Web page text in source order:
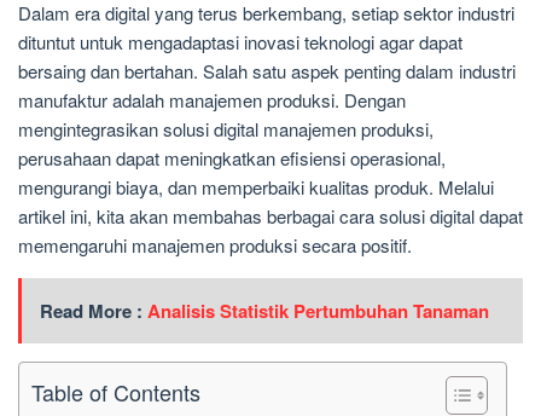
Dalam era digital yang terus berkembang, setiap sektor industri
dituntut untuk mengadaptasi inovasi teknologi agar dapat
bersaing dan bertahan. Salah satu aspek penting dalam industri
manufaktur adalah manajemen produksi. Dengan
mengintegrasikan solusi digital manajemen produksi,
perusahaan dapat meningkatkan efisiensi operasional,
mengurangi biaya, dan memperbaiki kualitas produk. Melalui
artikel ini, kita akan membahas berbagai cara solusi digital dapat
memengaruhi manajemen produksi secara positif.
Read More : Analisis Statistik Pertumbuhan Tanaman
Table of Contents